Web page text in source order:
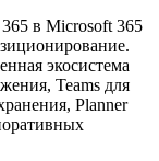
в Microsoft 365
экосистема
Teams для
Planner